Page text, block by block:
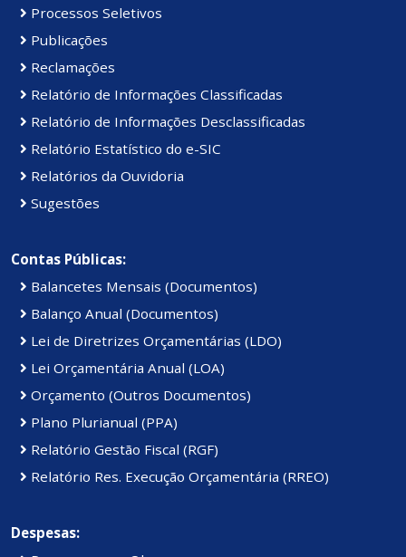
Processos Seletivos
Publicações
Reclamações
Relatório de Informações Classificadas
Relatório de Informações Desclassificadas
Relatório Estatístico do e-SIC
Relatórios da Ouvidoria
Sugestões
Contas Públicas:
Balancetes Mensais (Documentos)
Balanço Anual (Documentos)
Lei de Diretrizes Orçamentárias (LDO)
Lei Orçamentária Anual (LOA)
Orçamento (Outros Documentos)
Plano Plurianual (PPA)
Relatório Gestão Fiscal (RGF)
Relatório Res. Execução Orçamentária (RREO)
Despesas: